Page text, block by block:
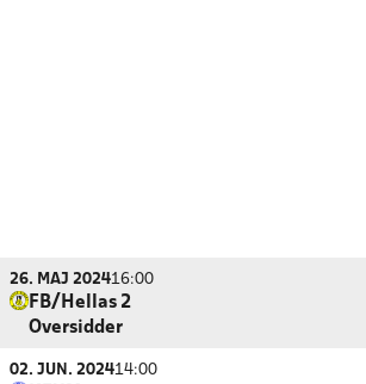
26. MAJ 202416:00
FB/Hellas 2
Oversidder
02. JUN. 202414:00